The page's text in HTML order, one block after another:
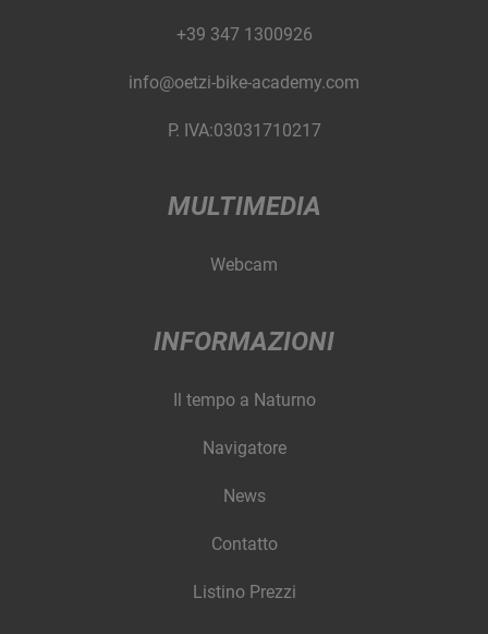
+39 347 1300926
info@oetzi-bike-academy.com
P. IVA:03031710217
MULTIMEDIA
Webcam
INFORMAZIONI
Il tempo a Naturno
Navigatore
News
Contatto
Listino Prezzi